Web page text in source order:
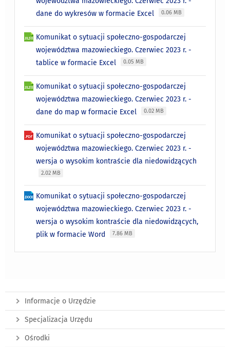
dane do wykresów w formacie Excel
0.06 MB
Komunikat o sytuacji społeczno-gospodarczej
województwa mazowieckiego. Czerwiec 2023 r. -
tablice w formacie Excel
0.05 MB
Komunikat o sytuacji społeczno-gospodarczej
województwa mazowieckiego. Czerwiec 2023 r. -
dane do map w formacie Excel
0.02 MB
Komunikat o sytuacji społeczno-gospodarczej
województwa mazowieckiego. Czerwiec 2023 r. -
wersja o wysokim kontraście dla niedowidzących
2.02 MB
Komunikat o sytuacji społeczno-gospodarczej
województwa mazowieckiego. Czerwiec 2023 r. -
wersja o wysokim kontraście dla niedowidzących,
plik w formacie Word
7.86 MB
Informacje o Urzędzie
Specjalizacja Urzędu
Ośrodki